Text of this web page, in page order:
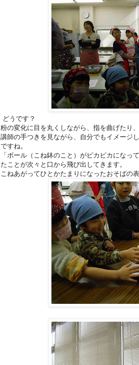
どうです？
粉の変化に目を丸くしながら、指を曲げたり
講師の手つきを見ながら、自分でもイメージ
ですね。
「ボール（こね鉢のこと）がピカピカになっ
たことが次々と口から飛び出してきます。
こねあがってひとかたまりになったおそばの